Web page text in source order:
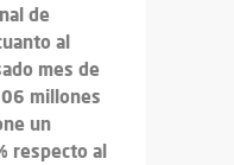
de
al
mes de
millones
un
respecto al